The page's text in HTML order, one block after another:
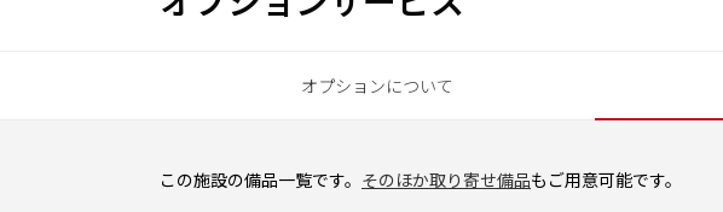
オプションについて
この施設の備品一覧です。 そのほか取り寄せ備品もご用意可能です。